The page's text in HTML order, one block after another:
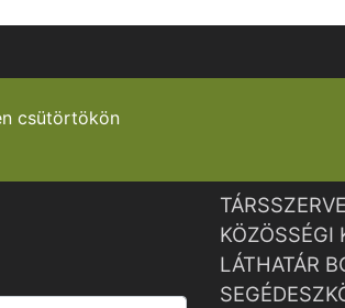
csütörtökön
KÖZÖSSÉGI
LÁTHATÁR